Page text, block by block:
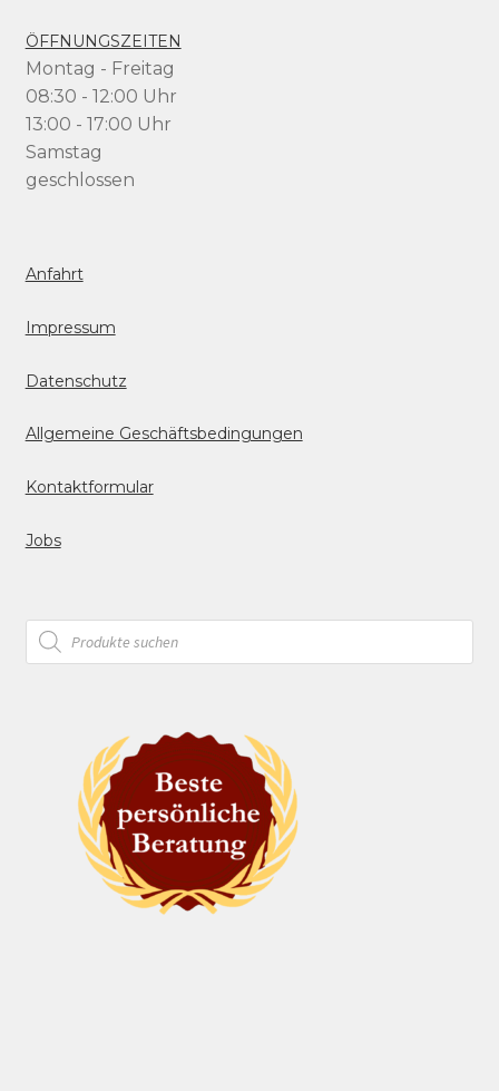
ÖFFNUNGSZEITEN
Montag - Freitag
08:30 - 12:00 Uhr
13:00 - 17:00 Uhr
Samstag
geschlossen
Anfahrt
Impressum
Datenschutz
Allgemeine Geschäftsbedingungen
Kontaktformular
Jobs
Products
search